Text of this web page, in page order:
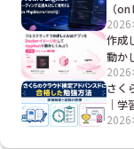
（
2026
作成
動か
2026
さく
｜
2026